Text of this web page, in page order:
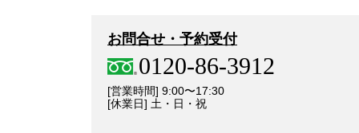
お問合せ・予約受付
0120-86-3912
[営業時間] 9:00〜17:30
[休業日] 土・日・祝